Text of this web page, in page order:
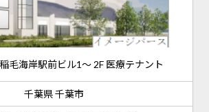
毛海岸駅前ビル1～ 2F 医療テナント
千葉県 千葉市